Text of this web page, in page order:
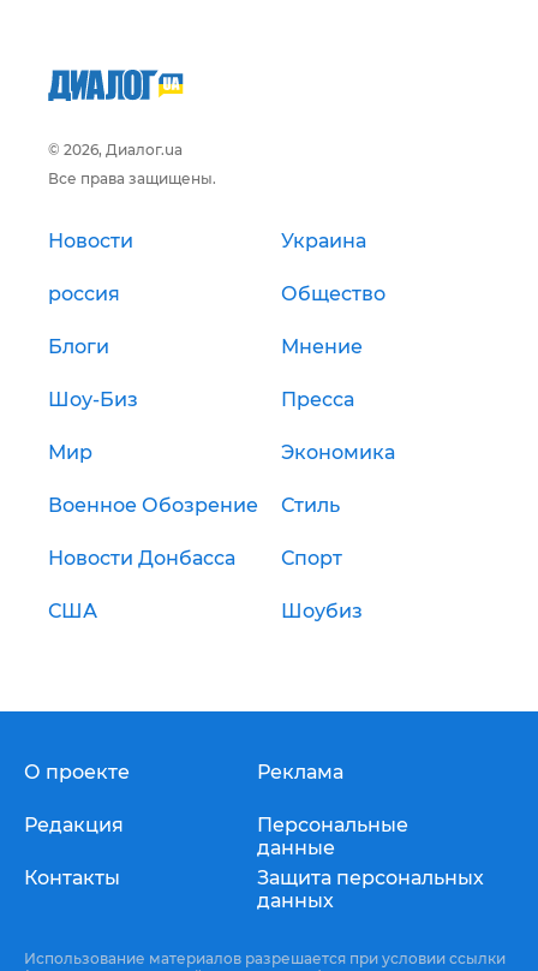
© 2026, Диалог.ua
Все права защищены.
Новости Украина
россия Общество
Блоги Мнение
Шоу-Биз Пресса
Мир Экономика
Военное Обозрение Стиль
Новости Донбасса Спорт
США Шоубиз
О проекте
Редакция
Контакты
Реклама
Персональные
данные
Защита персональных
данных
Использование материалов разрешается при условии ссылки